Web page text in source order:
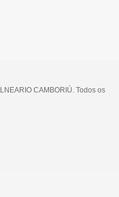
CAMBORIÚ. Todos os